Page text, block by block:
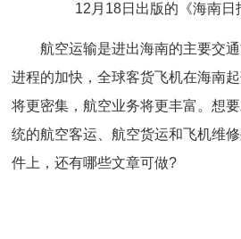
12月18日出版的《海南日
航空运输是进出海南的主要交
进程的加快，全球客货飞机在海南
将更密集，航空业务将更丰富。想
统的航空客运、航空货运和飞机维
件上，还有哪些文章可做?